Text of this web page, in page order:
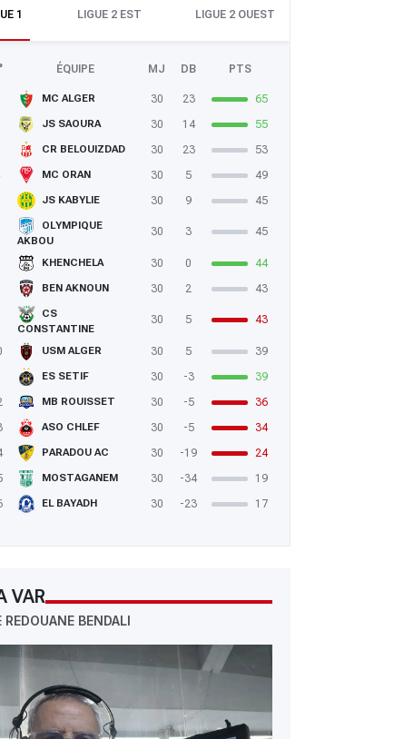
1 LIGUE 2 EST LIGUE 2 OUEST
ÉQUIPE MJ DB PTS
MC ALGER 30 23
65
JS SAOURA 30 14
55
CR BELOUIZDAD 30 23
53
MC ORAN 30 5
49
JS KABYLIE 30 9 45
OLYMPIQUE
AKBOU
30 3 45
KHENCHELA 30 0
44
BEN AKNOUN 30 2 43
CS
CONSTANTINE
30 5 43
USM ALGER 30 5
39
ES SETIF 30 -3
39
MB ROUISSET 30 -5
36
ASO CHLEF 30 -5
34
PARADOU AC 30 -19
24
MOSTAGANEM 30 -34
19
EL BAYADH 30 -23 17
VAR
REDOUANE BENDALI